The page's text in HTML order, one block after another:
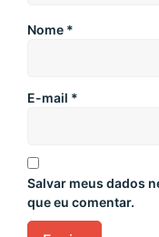
Nome *
E-mail *
Salvar meus dados
que eu comentar.